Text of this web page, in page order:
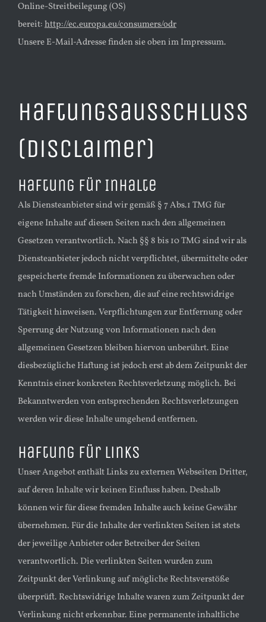
Online-Streitbeilegung (OS)
bereit:http://ec.europa.eu/consumers/odr
Unsere E-Mail-Adresse finden sie oben im Impressum.
Haftungsausschluss
(Disclaimer)
Haftung für Inhalte
Als Diensteanbieter sind wir gemäß § 7 Abs.1 TMG für
eigene Inhalte auf diesen Seiten nach den allgemeinen
Gesetzen verantwortlich. Nach §§ 8 bis 10 TMG sind wir als
Diensteanbieter jedoch nicht verpflichtet, übermittelte oder
gespeicherte fremde Informationen zu überwachen oder
nach Umständen zu forschen, die auf eine rechtswidrige
Tätigkeit hinweisen. Verpflichtungen zur Entfernung oder
Sperrung der Nutzung von Informationen nach den
allgemeinen Gesetzen bleiben hiervon unberührt. Eine
diesbezügliche Haftung ist jedoch erst ab dem Zeitpunkt der
Kenntnis einer konkreten Rechtsverletzung möglich. Bei
Bekanntwerden von entsprechenden Rechtsverletzungen
werden wir diese Inhalte umgehend entfernen.
​Haftung für Links
Unser Angebot enthält Links zu externen Webseiten Dritter,
auf deren Inhalte wir keinen Einfluss haben. Deshalb
können wir für diese fremden Inhalte auch keine Gewähr
übernehmen. Für die Inhalte der verlinkten Seiten ist stets
der jeweilige Anbieter oder Betreiber der Seiten
verantwortlich. Die verlinkten Seiten wurden zum
Zeitpunkt der Verlinkung auf mögliche Rechtsverstöße
überprüft. Rechtswidrige Inhalte waren zum Zeitpunkt der
Verlinkung nicht erkennbar. Eine permanente inhaltliche